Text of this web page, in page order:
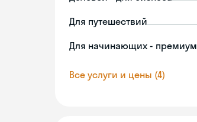
Для путешествий
Для начинающих - премиум
Все услуги и цены (4)